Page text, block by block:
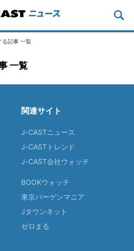
る記事 一覧
一覧
関連サイト
J-CASTニュース
J-CASTトレンド
J-CAST会社ウォッチ
BOOKウォッチ
東京バーゲンマニア
Jタウンネット
ゼロまる